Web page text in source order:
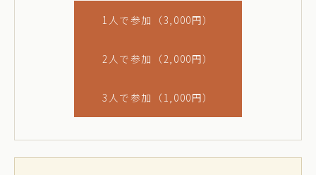
1人で参加（3,000円）
2人で参加（2,000円）
3人で参加（1,000円）